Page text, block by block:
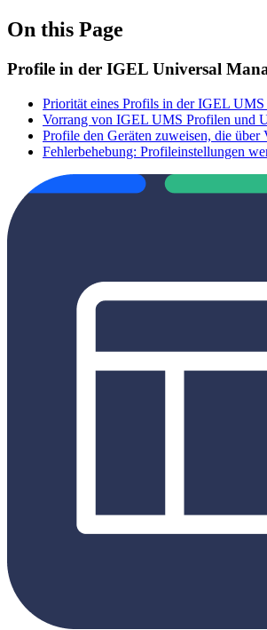
On this Page
Profile in der IGEL Universal
Priorität eines Profils in der IGEL UMS
Vorrang von IGEL UMS Profilen und
Profile den Geräten zuweisen, die
Fehlerbehebung: Profileinstellungen